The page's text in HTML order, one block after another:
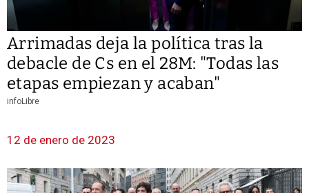
Arrimadas deja la política tras la
debacle de Cs en el 28M: "Todas las
etapas empiezan y acaban"
infoLibre
12 de enero de 2023